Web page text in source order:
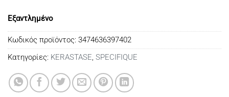
Εξαντλημένο
Κωδικός προϊόντος: 3474636397402
Κατηγορίες: KERASTASE SPECIFIQUE